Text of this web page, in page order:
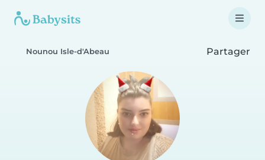
Nounou Isle-d'Abeau Partager